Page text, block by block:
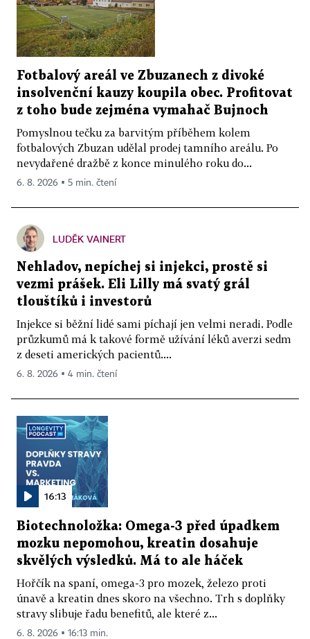
Fotbalový areál ve Zbuzanech z divoké
insolvenční kauzy koupila obec. Profitovat
z toho bude zejména vymahač Bujnoch
Pomyslnou tečku za barvitým příběhem kolem
fotbalových Zbuzan udělal prodej tamního areálu. Po
nevydařené dražbě z konce minulého roku do...
6. 8. 2026 ▪ 5 min. čtení
LUDĚK VAINERT
Nehladov, nepíchej si injekci, prostě si
vezmi prášek. Eli Lilly má svatý grál
tlouštíků i investorů
Injekce si běžní lidé sami píchají jen velmi neradi. Podle
průzkumů má k takové formě užívání léků averzi sedm
z deseti amerických pacientů....
6. 8. 2026 ▪ 4 min. čtení
16:13
Biotechnoložka: Omega-3 před úpadkem
mozku nepomohou, kreatin dosahuje
skvělých výsledků. Má to ale háček
Hořčík na spaní, omega-3 pro mozek, železo proti
únavě a kreatin dnes skoro na všechno. Trh s doplňky
stravy slibuje řadu benefitů, ale které z...
6. 8. 2026 ▪ 16:13 min.